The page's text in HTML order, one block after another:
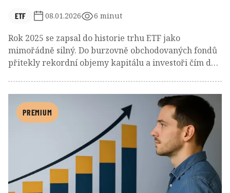
ETF 08.01.2026 6 minut
Rok 2025 se zapsal do historie trhu ETF jako
mimořádně silný. Do burzovně obchodovaných fondů
přitekly rekordní objemy kapitálu a investoři čím dál
Přehled dat z USA i Evropy ukazuje, které ETF
dokázaly přilákat nejvíce peněz, proč hrají náklady
zásadní roli a jaké trendy mohou trh ETF ovlivňovat v
PREMIUM